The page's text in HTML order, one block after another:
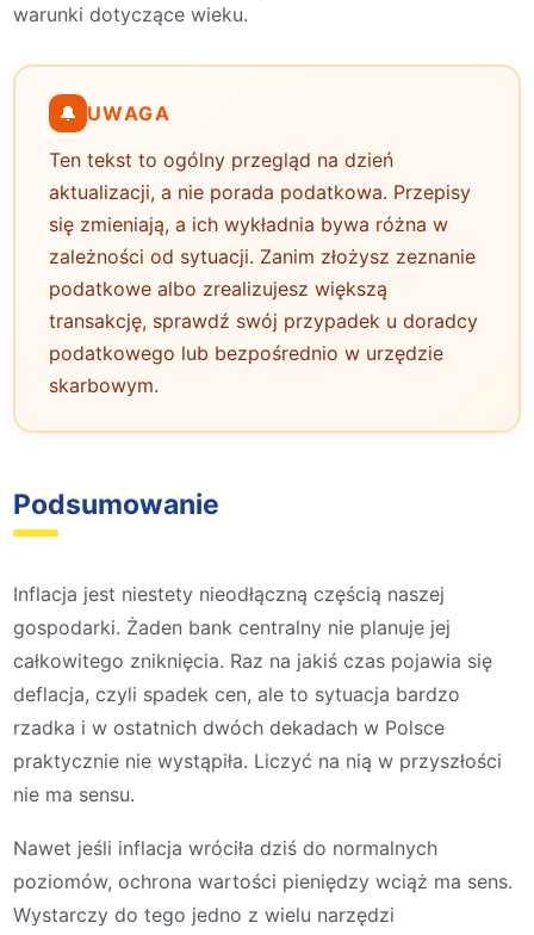
warunki dotyczące wieku.
🔔 UWAGA
Ten tekst to ogólny przegląd na dzień
aktualizacji, a nie porada podatkowa. Przepisy
się zmieniają, a ich wykładnia bywa różna w
zależności od sytuacji. Zanim złożysz zeznanie
podatkowe albo zrealizujesz większą
transakcję, sprawdź swój przypadek u doradcy
podatkowego lub bezpośrednio w urzędzie
skarbowym.
Podsumowanie
Inflacja jest niestety nieodłączną częścią naszej
gospodarki. Żaden bank centralny nie planuje jej
całkowitego zniknięcia. Raz na jakiś czas pojawia się
deflacja, czyli spadek cen, ale to sytuacja bardzo
rzadka i w ostatnich dwóch dekadach w Polsce
praktycznie nie wystąpiła. Liczyć na nią w przyszłości
nie ma sensu.
Nawet jeśli inflacja wróciła dziś do normalnych
poziomów, ochrona wartości pieniędzy wciąż ma sens.
Wystarczy do tego jedno z wielu narzędzi